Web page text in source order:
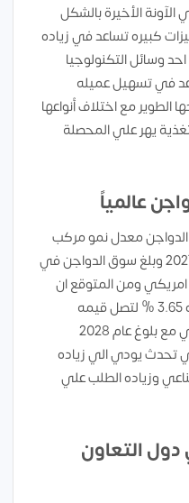
الأخيرة بالشكل
كبيره تساعد في زياده
وسائل التكنولوجيا
في تسهيل عميله
الطوير مع اختلاف أنواعها
يهر علي المحصلة
عالمياً
معدل نمو مركب
4.2 خلال الفترة من 2022 حتي 2027 وبلغ سوق الدواجن في
مليار دولار امريكي ومن المتوقع ان
تذيد تلك النسبة بنمو سنوي قدره 3.65 % لتصل قيمه
تحدث يودي الي زياده
وزياده الطلب علي
التعاون